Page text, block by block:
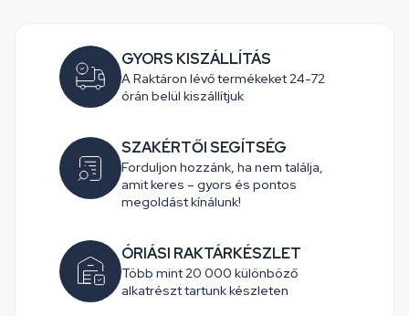
GYORS KISZÁLLÍTÁS
A Raktáron lévő termékeket 24-72
órán belül kiszállítjuk
SZAKÉRTŐI SEGÍTSÉG
Forduljon hozzánk, ha nem találja,
amit keres – gyors és pontos
megoldást kínálunk!
ÓRIÁSI RAKTÁRKÉSZLET
Több mint 20 000 különböző
alkatrészt tartunk készleten